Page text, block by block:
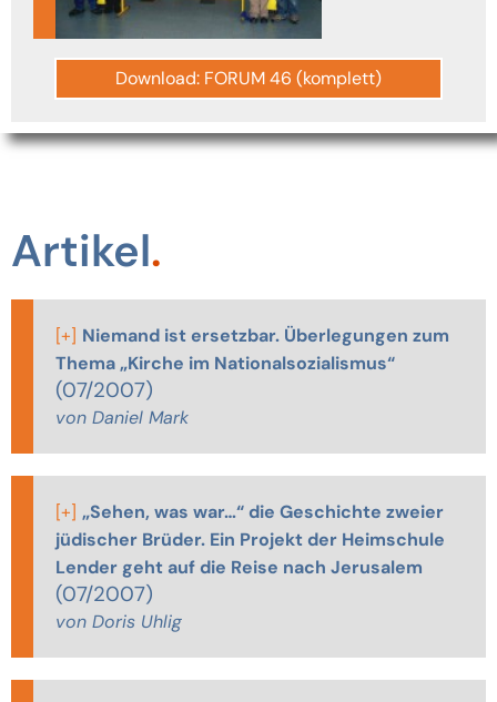
Download: FORUM 46 (komplett)
Artikel
[+] Niemand ist ersetzbar. Überlegungen zum
Thema „Kirche im Nationalsozialismus“
(07/2007)
von Daniel Mark
[+] „Sehen, was war…“ die Geschichte zweier
jüdischer Brüder. Ein Projekt der Heimschule
Lender geht auf die Reise nach Jerusalem
(07/2007)
von Doris Uhlig